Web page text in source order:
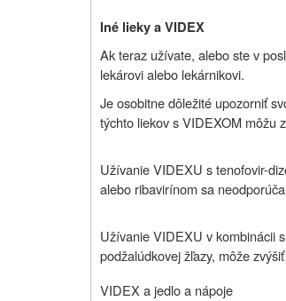
Iné lieky a VIDEX
Ak teraz užívate, alebo ste v
lekárovi alebo lekárnikovi.
Je osobitne dôležité upozorniť
týchto liekov s VIDEXOM môžu
Užívanie VIDEXU s tenofovir-
alebo ribavirínom sa
Užívanie VIDEXU v kombinácii
podžalúdkovej žľazy, môže
VIDEX a jedlo a nápoje